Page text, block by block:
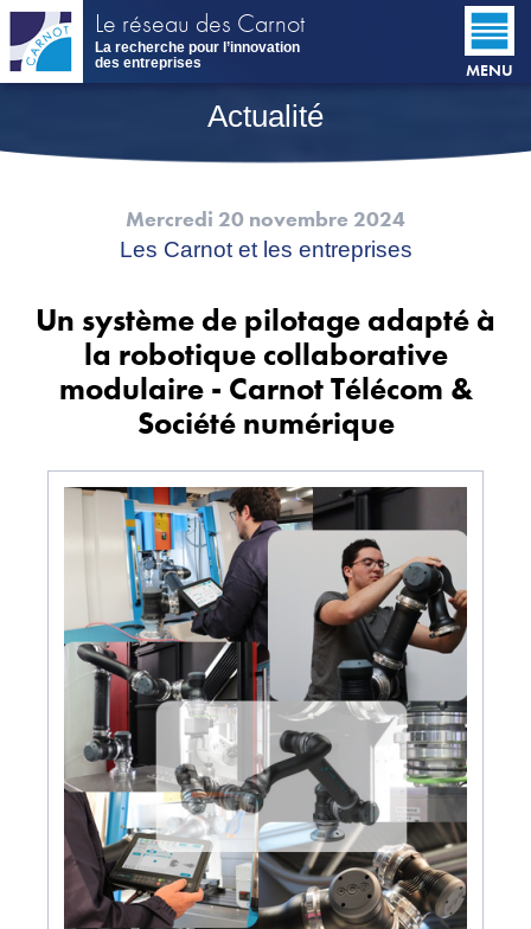
Aller
contenu
principal
Le réseau des Carnot
La recherche pour l’innovation
des entreprises
MENU
Actualité
Mercredi 20 novembre 2024
Les Carnot et les entreprises
Un système de pilotage adapté à
la robotique collaborative
modulaire - Carnot Télécom &
Société numérique